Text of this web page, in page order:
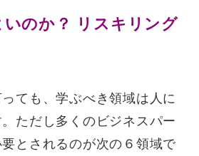
いのか？ リスキリング
ても、学ぶべき領域は人に
ただし多くのビジネスパー
とされるのが次の６領域で